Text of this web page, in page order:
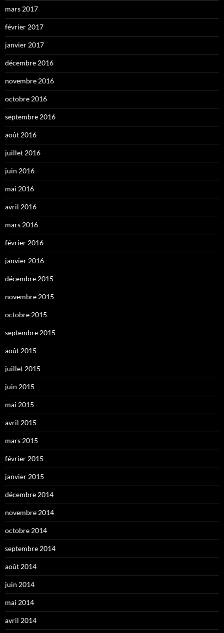
mars 2017
février 2017
janvier 2017
décembre 2016
novembre 2016
octobre 2016
septembre 2016
août 2016
juillet 2016
juin 2016
mai 2016
avril 2016
mars 2016
février 2016
janvier 2016
décembre 2015
novembre 2015
octobre 2015
septembre 2015
août 2015
juillet 2015
juin 2015
mai 2015
avril 2015
mars 2015
février 2015
janvier 2015
décembre 2014
novembre 2014
octobre 2014
septembre 2014
août 2014
juin 2014
mai 2014
avril 2014